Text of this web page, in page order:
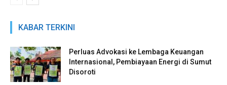
KABAR TERKINI
Perluas Advokasi ke Lembaga Keuangan
Internasional, Pembiayaan Energi di Sumut
Disoroti